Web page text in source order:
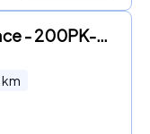
Renault Espace - 200PK-HYBRID-7-PERS-TECHNO-12DKM-360CAM-GLASDAK-NW
km